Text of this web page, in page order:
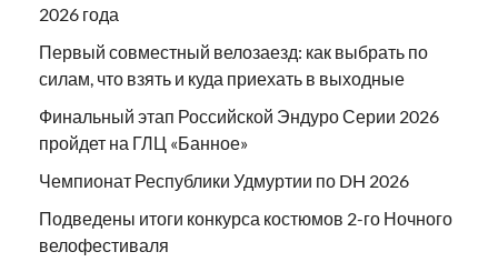
2026 года
Первый совместный велозаезд: как выбрать по
силам, что взять и куда приехать в выходные
Финальный этап Российской Эндуро Серии 2026
пройдет на ГЛЦ «Банное»
Чемпионат Республики Удмуртии по DH 2026
Подведены итоги конкурса костюмов 2-го Ночного
велофестиваля